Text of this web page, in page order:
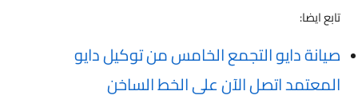
تابع ايضا:
صيانة دايو التجمع الخامس من توكيل دايو
المعتمد اتصل الآن على الخط الساخن